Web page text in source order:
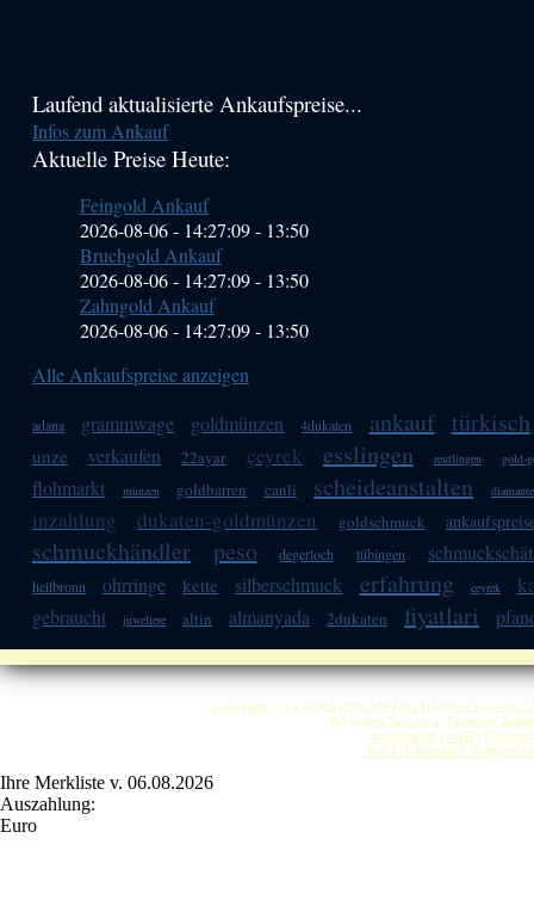
Haupt-
Sidebar
Laufend aktualisierte Ankaufspreise...
Infos zum Ankauf
Aktuelle Preise Heute:
Feingold Ankauf
2026-08-06 - 14:27:09- 13:50
Bruchgold Ankauf
2026-08-06 - 14:27:09- 13:50
Zahngold Ankauf
2026-08-06 - 14:27:09- 13:50
Alle Ankaufspreise anzeigen
adana grammwage goldmünzen 4dukaten ankauf türkisch
unze verkaufen 22ayar çeyrek esslingen reutlingen gold-
flohmarkt münzen goldbarren canli scheideanstalten
inzahlung dukaten-goldmünzen goldschmuck
schmuckhändler peso degerloch tübingen
heilbronn ohrringe kette silberschmuck erfahrung ceyrek
gebraucht juweliere altin almanyada 2dukaten fiyatlari
Copyright © by ANKA
So finden Sie uns in Stuttgart:
Impressum| AGB|
Anka Goldankauf Stuttgart
Ihre Merkliste v. 06.08.2026
Auszahlung:
Euro